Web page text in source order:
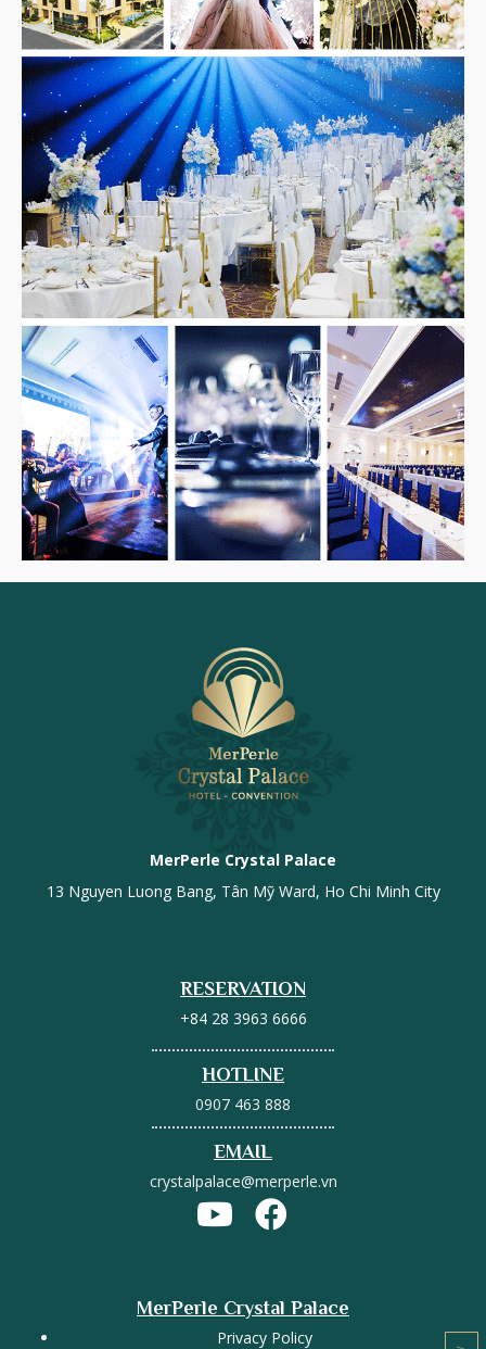
MerPerle Crystal Palace
13 Nguyen Luong Bang, Tân Mỹ Ward, Ho Chi Minh City
RESERVATION
+84 28 3963 6666
HOTLINE
0907 463 888
EMAIL
crystalpalace@merperle.vn
MerPerle Crystal Palace
Privacy Policy